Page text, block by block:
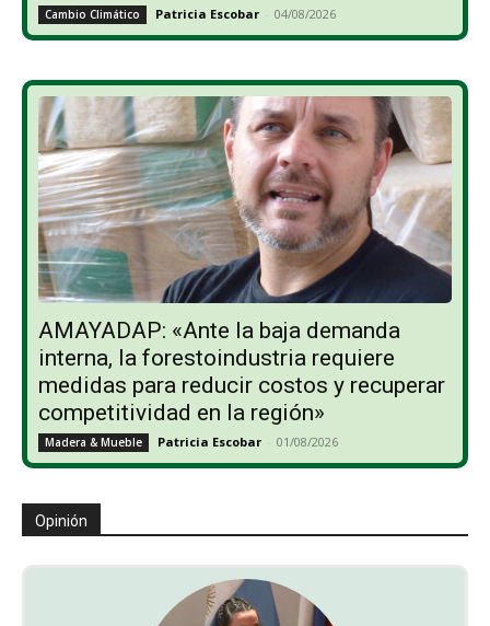
Cambio Climático Patricia Escobar - 04/08/2026
AMAYADAP: «Ante la baja demanda
interna, la forestoindustria requiere
medidas para reducir costos y recuperar
competitividad en la región»
Madera & Mueble Patricia Escobar - 01/08/2026
Opinión